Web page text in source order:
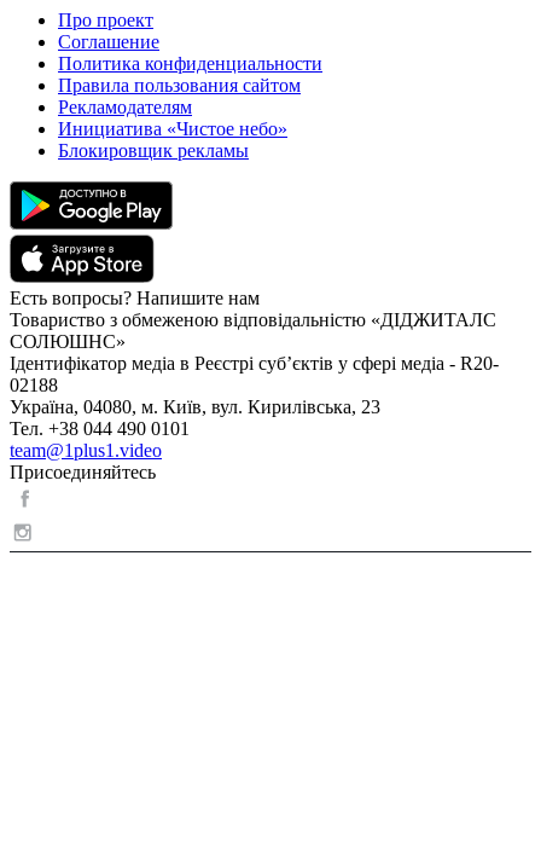
Про проект
Соглашение
Политика конфиденциальности
Правила пользования сайтом
Рекламодателям
Инициатива «Чистое небо»
Блокировщик рекламы
Есть вопросы? Напишите нам
Товариство з обмеженою відповідальністю «ДІДЖИТАЛС
СОЛЮШНС»
Ідентифікатор медіа в Реєстрі суб’єктів у сфері медіа - R20-
02188
Україна, 04080, м. Київ, вул. Кирилівська, 23
Тел. +38 044 490 0101
team@1plus1.video
Присоединяйтесь